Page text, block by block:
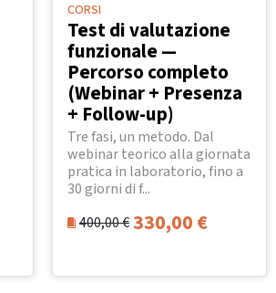
CORSI
Test di valutazione
funzionale —
Percorso completo
(Webinar + Presenza
+ Follow-up)
Tre fasi, un metodo. Dal
webinar teorico alla giornata
pratica in laboratorio, fino a
30 giorni di f...
400,00€330,00€